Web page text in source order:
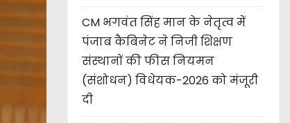
CM भगवंत सिंह मान के नेतृत्व में
पंजाब कैबिनेट ने निजी शिक्षण
संस्थानों की फीस नियमन
(संशोधन) विधेयक-2026 को मंजूरी
दी